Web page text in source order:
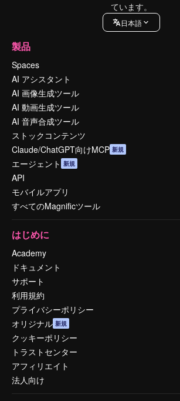
ています。
日本語
製品
Spaces
AI アシスタント
AI 画像生成ツール
AI 動画生成ツール
AI 音声合成ツール
ストックコンテンツ
Claude/ChatGPT向けMCP 新規
エージェント 新規
API
モバイルアプリ
すべてのMagnificツール
はじめに
Academy
ドキュメント
サポート
利用規約
プライバシーポリシー
オリジナル 新規
クッキーポリシー
トラストセンター
アフィリエイト
法人向け